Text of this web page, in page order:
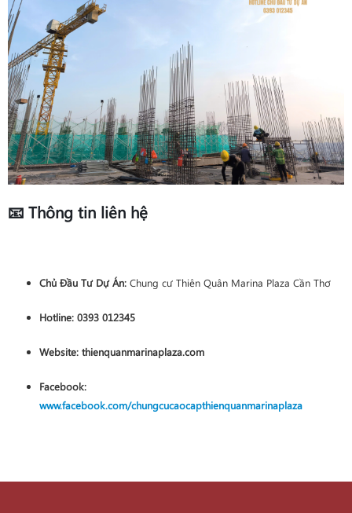
📧 Thông tin liên hệ
Chủ Đầu Tư Dự Án: Chung cư Thiên Quân Marina Plaza Cần Thơ
Hotline: 0393 012345
Website: thienquanmarinaplaza.com
Facebook:
www.facebook.com/chungcucaocapthienquanmarinaplaza